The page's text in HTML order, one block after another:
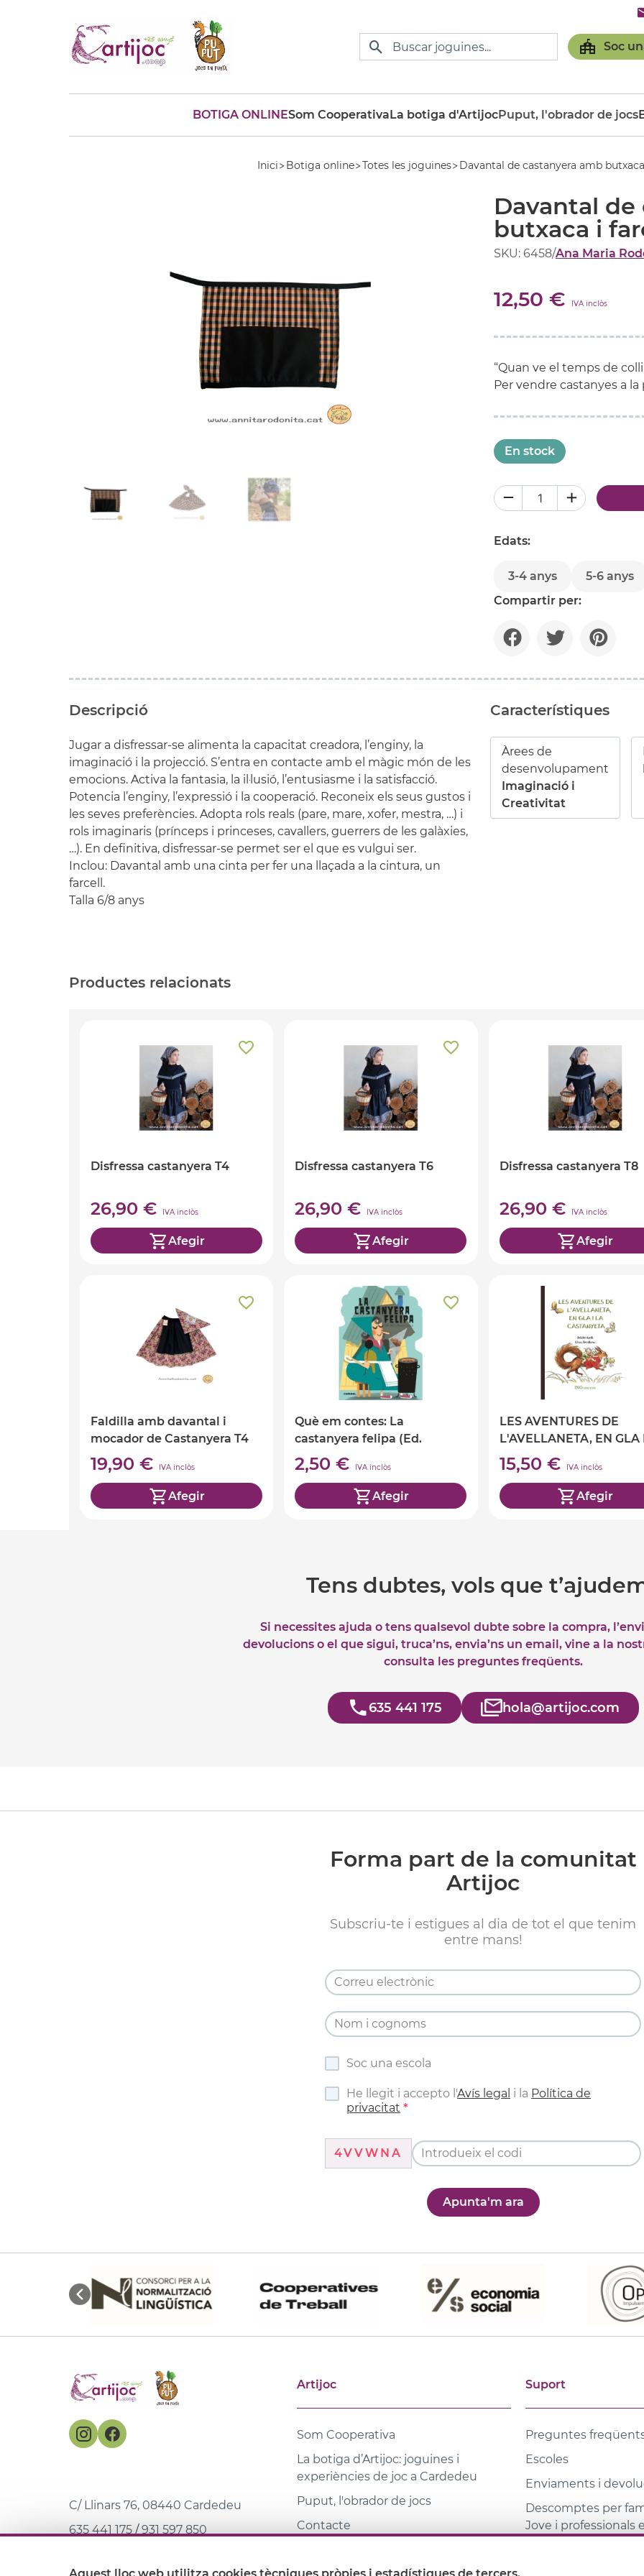
Soc
BOTIGA ONLINESom CooperativaLa botiga d'ArtijocPuput, l'obrador de jocs
Inici Botiga online Totes les joguines Davantal de castanyera amb
Davantal
butxaca i
SKU: 6458/Ana Maria
12,50 € IVA inclòs
“Quan ve el temps de
Per vendre castanyes a
En stock
Edats:
3-4 anys 5-6 anys
Compartir per:
Descripció
Jugar a disfressar-se alimenta la capacitat creadora, l’enginy, la
imaginació i la projecció. S’entra en contacte amb el màgic món de les
emocions. Activa la fantasia, la il·lusió, l’entusiasme i la satisfacció.
Potencia l’enginy, l’expressió i la cooperació. Reconeix els seus gustos i
les seves preferències. Adopta rols reals (pare, mare, xofer, mestra, …) i
rols imaginaris (prínceps i princeses, cavallers, guerrers de les galàxies,
…). En definitiva, disfressar-se permet ser el que es vulgui ser.
Inclou: Davantal amb una cinta per fer una llaçada a la cintura, un
farcell.
Talla 6/8 anys
Característiques
Àrees de
desenvolupament
Imaginació i
Creativitat
Productes relacionats
Disfressa castanyera T4
26,90 € IVA inclòs
Afegir
Disfressa castanyera T6
26,90 € IVA inclòs
Afegir
Disfressa castanyera T8
26,90 € IVA inclòs
Afegir
Faldilla amb davantal i
mocador de Castanyera T4
19,90 € IVA inclòs
Afegir
Què em contes: La
castanyera felipa (Ed.
Català)
2,50 € IVA inclòs
Afegir
LES AVENTURES DE
L'AVELLANETA, EN GLA
CASTANY
15,50 € IVA inclòs
Afegir
Tens dubtes, vols que
Si necessites ajuda o tens qualsevol dubte sobre la compra,
devolucions o el que sigui, truca’ns, envia’ns un email, vine a la
consulta les preguntes freqüents.
635 441 175 hola@artijoc.com
Forma part de la comunitat
Artijoc
Subscriu-te i estigues al dia de tot el que tenim
entre mans!
Soc una escola
He llegit i accepto l'Avís legal i la Política de
privacitat
4VVWNA
Apunta'm ara
C/ Llinars 76, 08440 Cardedeu
635 441 175 /931 597 850
Artijoc
Som Cooperativa
La botiga d’Artijoc: joguines i
experiències de joc a Cardedeu
Puput, l'obrador de jocs
Contacte
Suport
Preguntes
Escoles
Enviaments i
Descomptes per
Jove i professionals